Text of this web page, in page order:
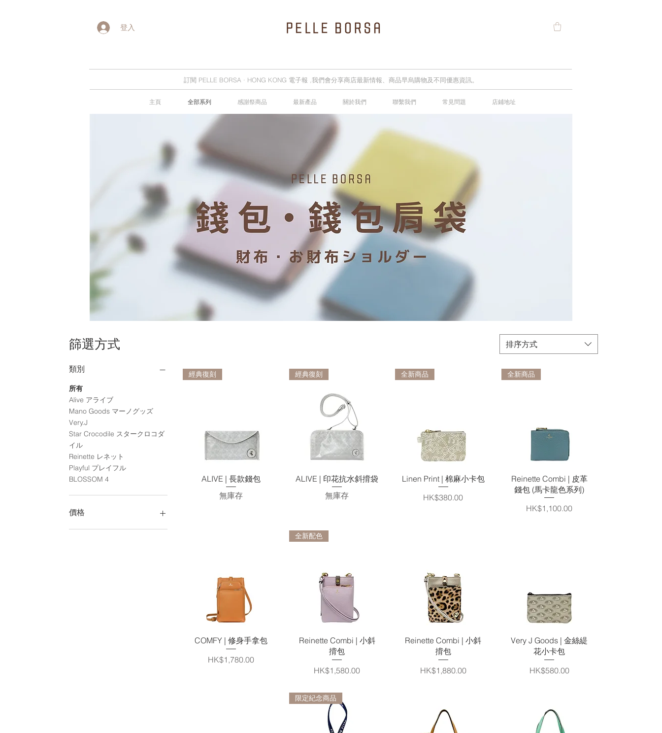
登入
訂閱 PELLE BORSA · HONG KONG 電子報 ,我們會分享商店最新情報、商品早烏購物及不同優惠資訊。
主頁 全部系列 感謝祭商品 最新產品 關於我們 聯繫我們 常見問題 店鋪地址
篩選方式
類別
所有
Alive アライブ
Mano Goods マーノグッズ
Very.J
Star Crocodile スタークロコダ
イル
Reinette レネット
Playful プレイフル
BLOSSOM 4
價格
排序方式
快速瀏覽
經典復刻
ALIVE | 長款錢包
無庫存
快速瀏覽
經典復刻
ALIVE | 印花抗水斜揹袋
無庫存
快速瀏覽
全新商品
Linen Print | 棉麻小卡包
價格
HK$380.00
快速瀏覽
全新商品
Reinette Combi | 皮革
錢包 (馬卡龍色系列)
價格
HK$1,100.00
快速瀏覽
COMFY | 修身手拿包
價格
HK$1,780.00
快速瀏覽
全新配色
Reinette Combi | 小斜
揹包
價格
HK$1,580.00
快速瀏覽
Reinette Combi | 小斜
揹包
價格
HK$1,880.00
快速瀏覽
Very J Goods | 金絲緹
花小卡包
價格
HK$580.00
限定紀念商品